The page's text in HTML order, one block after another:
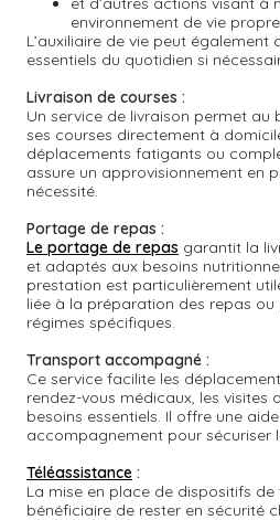
environnement de vie
L’auxiliaire de vie peut également
essentiels du quotidien si
Livraison de courses :
Un service de livraison permet au
ses courses directement à
déplacements fatigants ou
assure un approvisionnement en
nécessité.
Portage de repas :
Le portage de repas garantit la
et adaptés aux besoins
prestation est particulièrement
liée à la préparation des repas
régimes spécifiques.
Transport accompagné :
Ce service facilite les
rendez-vous médicaux, les visites
besoins essentiels. Il offre une
accompagnement pour sécuriser
Téléassistance :
La mise en place de dispositifs
bénéficiaire de rester en sécurité